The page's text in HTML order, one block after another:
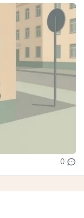
0